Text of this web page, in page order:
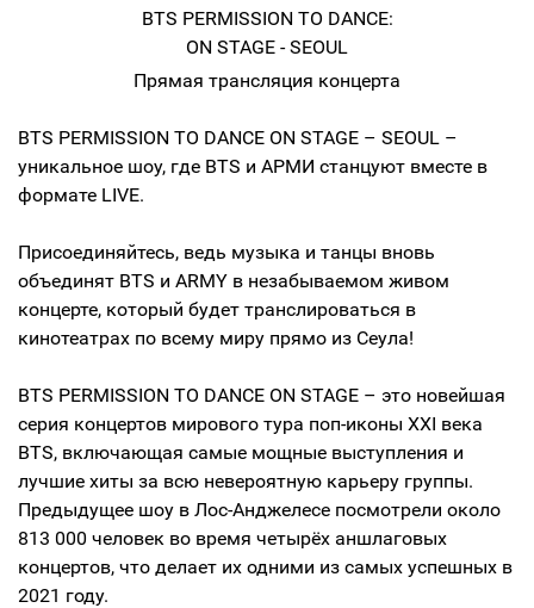
BTS PERMISSION TO DANCE:
ON STAGE - SEOUL
Прямая трансляция концерта
BTS PERMISSION TO DANCE ON STAGE – SEOUL –
уникальное шоу, где BTS и АРМИ станцуют вместе в
формате LIVE.
Присоединяйтесь, ведь музыка и танцы вновь
объединят BTS и ARMY в незабываемом живом
концерте, который будет транслироваться в
кинотеатрах по всему миру прямо из Сеула!
BTS PERMISSION TO DANCE ON STAGE – это новейшая
серия концертов мирового тура поп-иконы XXI века
BTS, включающая самые мощные выступления и
лучшие хиты за всю невероятную карьеру группы.
Предыдущее шоу в Лос-Анджелесе посмотрели около
813 000 человек во время четырёх аншлаговых
концертов, что делает их одними из самых успешных в
2021 году.